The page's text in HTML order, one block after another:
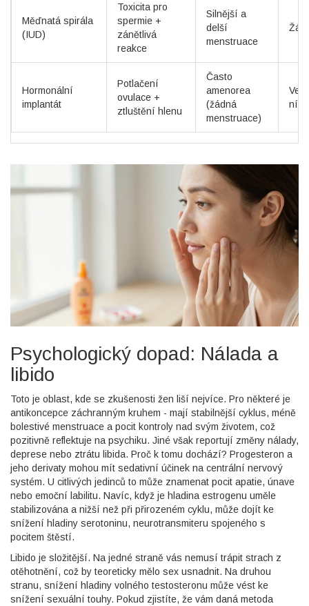
Měďnatá spirála
(IUD)
Toxicita pro
spermie +
zánětlivá
reakce
Silnější a
delší
menstruace
Hormonální
implantát
Potlačení
ovulace +
ztluštění hlenu
Často
amenorea
(žádná
menstruace)
Psychologický dopad: Nálada a
libido
Toto je oblast, kde se zkušenosti žen liší nejvíce. Pro některé je
antikoncepce záchranným kruhem - mají stabilnější cyklus, méně
bolestivé menstruace a pocit kontroly nad svým životem, což
pozitivně reflektuje na psychiku. Jiné však reportují změny nálady,
deprese nebo ztrátu libida. Proč k tomu dochází? Progesteron a
jeho derivaty mohou mít sedativní účinek na centrální nervový
systém. U citlivých jedinců to může znamenat pocit apatie, únave
nebo emoční labilitu. Navíc, když je hladina estrogenu uměle
stabilizována a nižší než při přirozeném cyklu, může dojít ke
snížení hladiny serotoninu, neurotransmiteru spojeného s
pocitem štěstí.
Libido je složitější. Na jedné straně vás nemusí trápit strach z
otěhotnění, což by teoreticky mělo sex usnadnit. Na druhou
stranu, snížení hladiny volného testosteronu může vést ke
snížení sexuální touhy. Pokud zjistíte, že vám daná metoda